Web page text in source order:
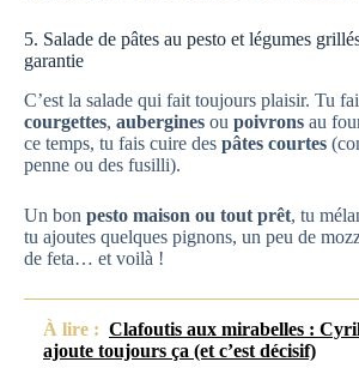
5. Salade de pâtes au pesto et légumes
garantie
C’est la salade qui fait toujours plaisir. Tu
courgettes, aubergines ou poivrons au
ce temps, tu fais cuire des pâtes courtes
penne ou des fusilli).
Un bon pesto maison ou tout prêt, tu
tu ajoutes quelques pignons, un peu de
de feta… et voilà !
À lire : Clafoutis aux mirabelles :
ajoute toujours ça (et c’est décisif)